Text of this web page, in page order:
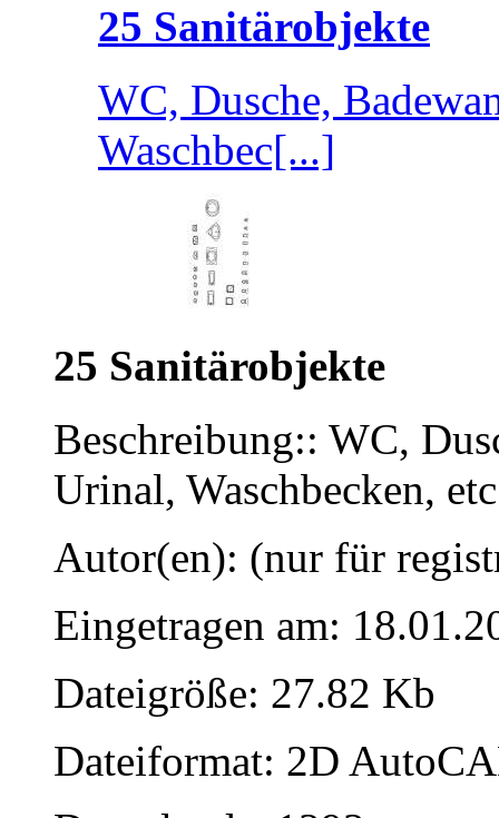
25 Sanitärobjekte
WC, Dusche,
Waschbec[...]
25 Sanitärobjekte
Beschreibung:: WC,
Urinal, Waschbecken,
Autor(en): (nur für
Eingetragen am:
Dateigröße: 27.82 Kb
Dateiformat: 2D